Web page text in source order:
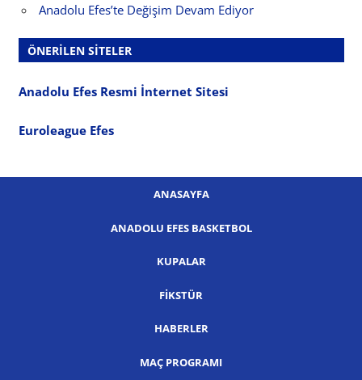
Anadolu Efes’te Değişim Devam Ediyor
ÖNERILEN SITELER
Anadolu Efes Resmi İnternet Sitesi
Euroleague Efes
ANASAYFA
ANADOLU EFES BASKETBOL
KUPALAR
FIKSTÜR
HABERLER
MAÇ PROGRAMI